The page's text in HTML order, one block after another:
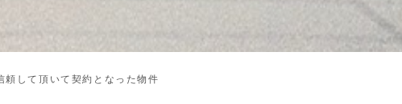
して頂いて契約となった物件